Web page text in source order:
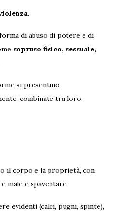
.
di abuso di potere e di
sopruso fisico, sessuale,
si presentino
combinate tra loro.
il corpo e la proprietà, con
male e spaventare.
evidenti (calci, pugni, spinte),